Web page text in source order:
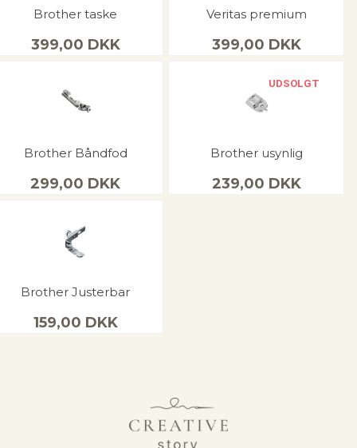
Brother taske
399,00 DKK
Veritas premium
399,00 DKK
Brother Båndfod
299,00 DKK
UDSOLGT
Brother usynlig
239,00 DKK
Brother Justerbar
159,00 DKK